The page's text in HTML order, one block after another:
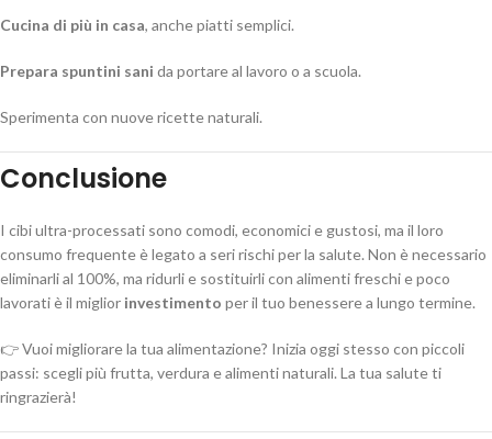
Cucina di più in casa, anche piatti semplici.
Prepara spuntini sani da portare al lavoro o a scuola.
Sperimenta con nuove ricette naturali.
Conclusione
I cibi ultra-processati sono comodi, economici e gustosi, ma il loro
consumo frequente è legato a seri rischi per la salute. Non è necessario
eliminarli al 100%, ma ridurli e sostituirli con alimenti freschi e poco
lavorati è il miglior investimento per il tuo benessere a lungo termine.
👉 Vuoi migliorare la tua alimentazione? Inizia oggi stesso con piccoli
passi: scegli più frutta, verdura e alimenti naturali. La tua salute ti
ringrazierà!